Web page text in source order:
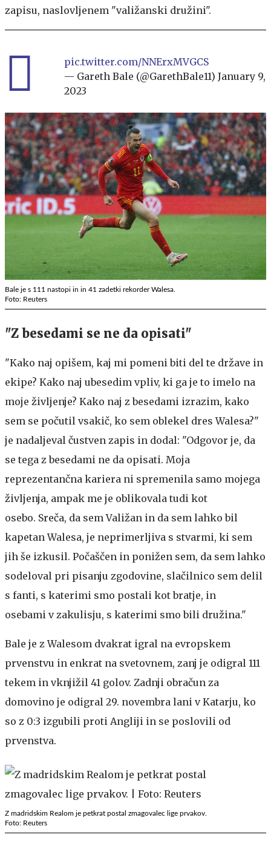
zapisu, naslovljenem "valižanski družini".
pic.twitter.com/NNErxMVGCS
— Gareth Bale (@GarethBale11) January 9,
2023
Bale je s 111 nastopi in in 41 zadetki rekorder Walesa.
Foto: Reuters
"Z besedami se ne da opisati"
"Kako naj opišem, kaj mi pomeni biti del te države in
ekipe? Kako naj ubesedim vpliv, ki ga je to imelo na
moje življenje? Kako naj z besedami izrazim, kako
sem se počutil vsakič, ko sem oblekel dres Walesa?"
je nadaljeval čustven zapis in dodal: "Odgovor je, da
se tega z besedami ne da opisati. Moja
reprezentančna kariera ni spremenila samo mojega
življenja, ampak me je oblikovala tudi kot
osebo. Sreča, da sem Valižan in da sem lahko bil
kapetan Walesa, je neprimerljiva s stvarmi, ki sem
jih še izkusil. Počaščen in ponižen sem, da sem lahko
sodeloval pri pisanju zgodovine, slačilnico sem delil
s fanti, s katerimi smo postali kot bratje, in
osebami v zakulisju, s katerimi smo bili družina."
Bale je z Walesom dvakrat igral na evropskem
prvenstvu in enkrat na svetovnem, zanj je odigral 111
tekem in vknjižil 41 golov. Zadnji obračun za
domovino je odigral 29. novembra lani v Katarju, ko
so z 0:3 izgubili proti Angliji in se poslovili od
prvenstva.
Z madridskim Realom je petkrat postal zmagovalec lige prvakov.
Foto: Reuters